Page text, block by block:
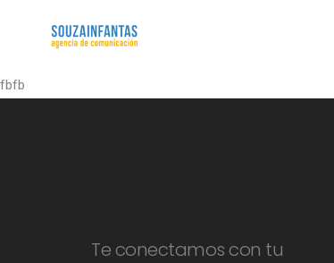
fbfb
Te conectamos con tu